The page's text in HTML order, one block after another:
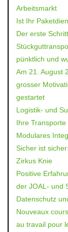
Arbeitsmarkt
Ist Ihr
Der erste
pünktlich und
Am 21. August
grosser
gestartet
Logistik- und
Ihre
Modulares
Sicher ist
Zirkus Knie
Positive
der JOAL- und
Datenschutz
Nouveaux
au travail pour